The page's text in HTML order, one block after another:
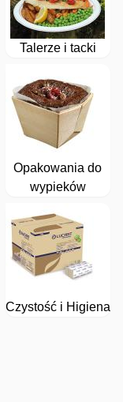
Talerze i tacki
Opakowania do
wypieków
Czystość i Higiena